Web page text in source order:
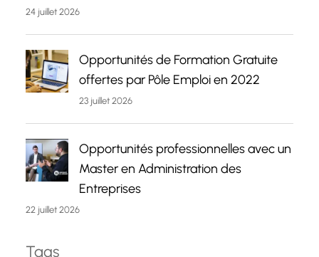
24 juillet 2026
Opportunités de Formation Gratuite
offertes par Pôle Emploi en 2022
23 juillet 2026
Opportunités professionnelles avec un
Master en Administration des
Entreprises
22 juillet 2026
Tags